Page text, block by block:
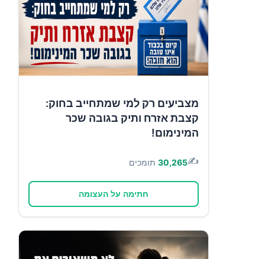
מצביעים רק למי שמתחייב בחוק:
קצבת אזרח ותיק בגובה שכר
המינימום!
✍️
30,265 תומכים
חתימה על העצומה